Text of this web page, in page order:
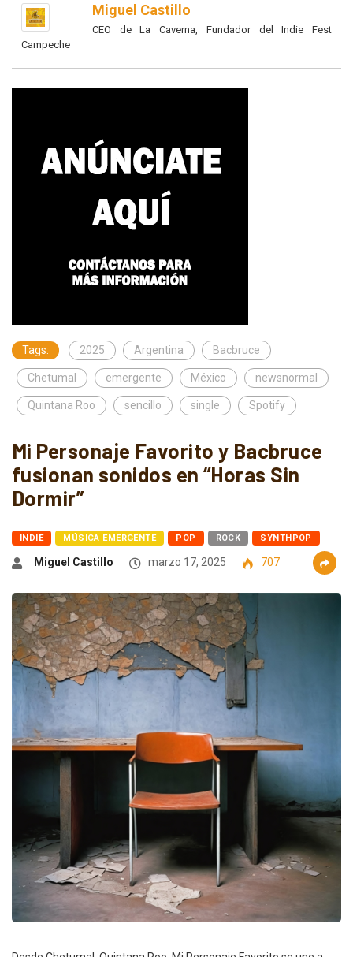
Miguel Castillo
CEO de La Caverna, Fundador del Indie Fest
Campeche
Tags: 2025 Argentina Bacbruce
Chetumal emergente México newsnormal
Quintana Roo sencillo single Spotify
Mi Personaje Favorito y Bacbruce
fusionan sonidos en “Horas Sin
Dormir”
INDIE MÚSICA EMERGENTE POP ROCK SYNTHPOP
Miguel Castillo marzo 17, 2025 707